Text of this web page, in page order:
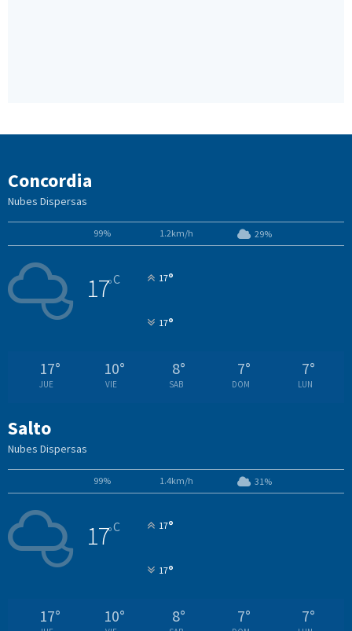
Concordia
Nubes Dispersas
99% 1.2km/h 29%
17°C 17°
17°
17°
JUE
10°
VIE
8°
SAB
7°
DOM
7°
LUN
Salto
Nubes Dispersas
99% 1.4km/h 31%
17°C 17°
17°
17° 10° 8° 7° 7°